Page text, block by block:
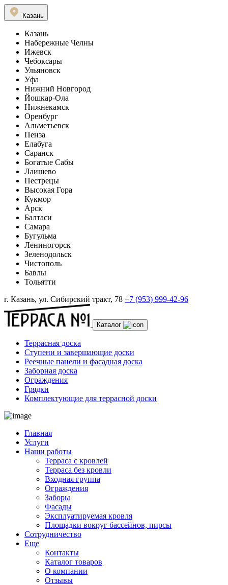
Казань
Казань
Набережные Челны
Ижевск
Чебоксары
Ульяновск
Уфа
Нижний Новгород
Йошкар-Ола
Нижнекамск
Оренбург
Альметьевск
Пенза
Елабуга
Саранск
Богатые Сабы
Лаишево
Пестрецы
Высокая Гора
Кукмор
Арск
Балтаси
Самара
Бугульма
Лениногорск
Зеленодольск
Чистополь
Бавлы
Тольятти
г. Казань, ул. Сибирский тракт, 78 +7 (953) 999-42-96
Каталог
Террасная доска
Ступени и завершающие доски
Реечные панели и фасадная доска
Заборная доска
Ограждения
Грядки
Комплектующие для террасной доски
Главная
Услуги
Наши работы
Терраса с кровлей
Терраса без кровли
Входная группа
Ограждения
Заборы
Фасады
Эксплуатируемая кровля
Площадки вокруг бассейнов, пирсы
Сотрудничество
Еще
Контакты
Каталог товаров
О компании
Отзывы